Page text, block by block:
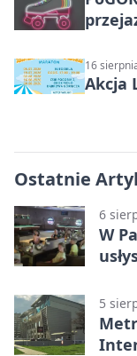
16
Akcja
Ostatnie
6
W
5